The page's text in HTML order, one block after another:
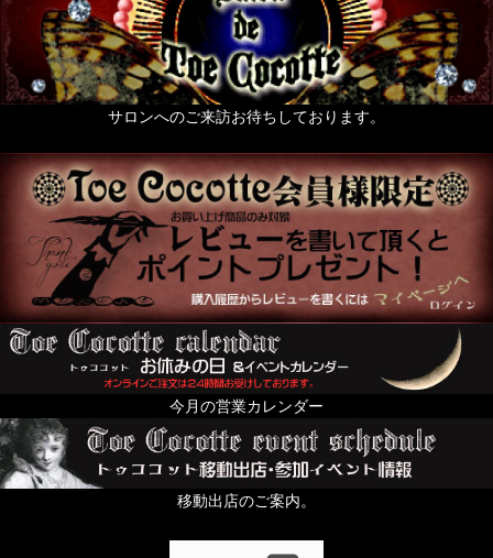
サロンへのご来訪お待ちしております。
今月の営業カレンダー
移動出店のご案内。